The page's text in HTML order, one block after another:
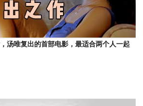
汤唯复出的首部电影，最适合两个人一起